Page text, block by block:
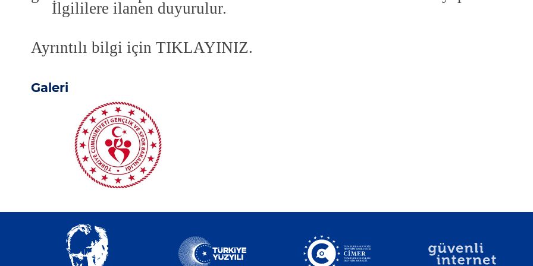
İlgililere ilanen duyurulur.
Ayrıntılı bilgi için TIKLAYINIZ.
Galeri